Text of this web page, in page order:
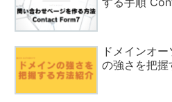
ドメインオ
の強さを把